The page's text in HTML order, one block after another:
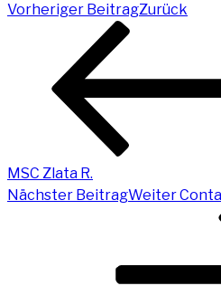
Vorheriger BeitragZurück
MSC Zlata R.
Nächster BeitragWeiter